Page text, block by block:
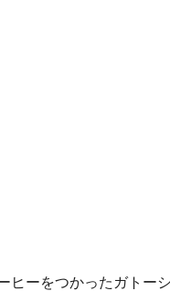
ヒーをつかったガトー